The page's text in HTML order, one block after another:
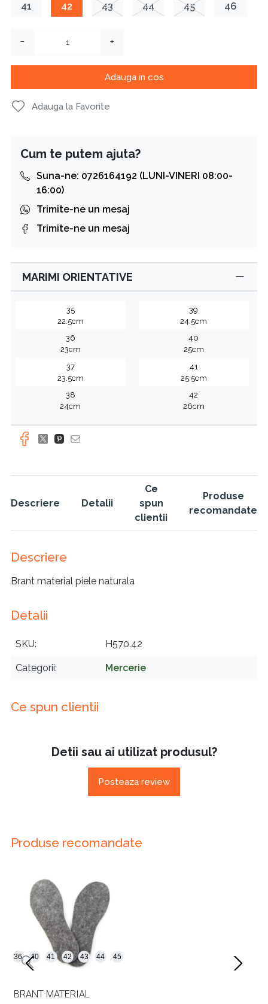
41 42 43 44 45 46
− +
Adauga in cos
Adauga la Favorite
Cum te putem ajuta?
Suna-ne: 0726164192 (LUNI-VINERI 08:00-
16:00)
Trimite-ne un mesaj
Trimite-ne un mesaj
MARIMI ORIENTATIVE
35
22.5cm
36
23cm
37
23.5cm
38
24cm
39
24.5cm
40
25cm
41
25.5cm
42
26cm
Descriere Detalii
Ce
spun
clientii
Produse
recomandate
Descriere
Brant material piele naturala
Detalii
SKU H570.42
Categorii Mercerie
Ce spun clientii
Detii sau ai utilizat produsul?
Posteaza review
Produse recomandate
36 40 41 42 43 44 45
BRANT MATERIAL